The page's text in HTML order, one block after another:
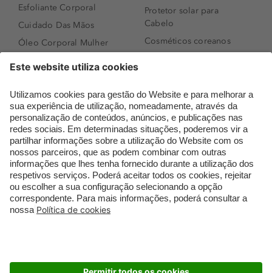
Esfoliante Corporal
Cuidado Das Mãos
Óleo Corporal Mulher
Sérum de Rosto
Body mist & Spray
corporal
Produtos para Cabelo
Homem
Espuma de Limpeza
Facial
Dermocosmética
Protetor solar para
Cabelo
Cosméticos coreanos
Perfumes árabes
Novidades
Melhores Perfumes
Femininos
TOP 10: Perfumes
Masculinos
Pestanas Postiças
Creme Rosto Homem
Embalagens Sustentáveis